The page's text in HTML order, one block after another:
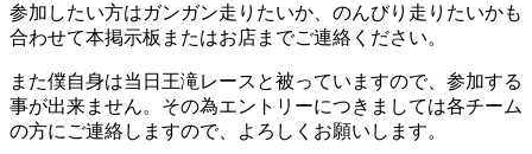
参加したい方はガンガン走りたいか、のんびり走りたいかも
合わせて本掲示板またはお店までご連絡ください。
また僕自身は当日王滝レースと被っていますので、参加する
事が出来ません。その為エントリーにつきましては各チーム
の方にご連絡しますので、よろしくお願いします。